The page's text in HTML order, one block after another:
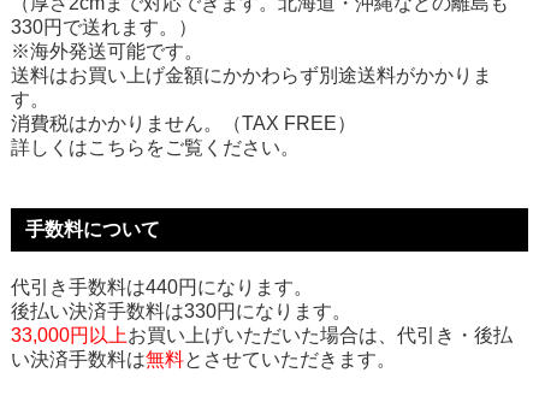
330円で送れます。）
※海外発送可能です。
送料はお買い上げ金額にかかわらず別途送料がかかりま
す。
消費税はかかりません。（TAX FREE）
詳しくはこちらをご覧ください。
手数料について
代引き手数料は440円になります。
後払い決済手数料は330円になります。
33,000円以上お買い上げいただいた場合は、代引き・後払
い決済手数料は無料とさせていただきます。